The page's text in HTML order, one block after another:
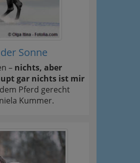
Sonne
– nichts, aber
gar nichts ist mir
Pferd gerecht
Kummer.